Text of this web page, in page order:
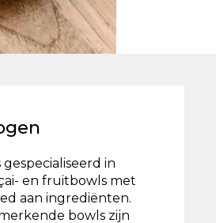
gespecialiseerd in
en fruitbowls met
aan ingrediënten.
bowls zijn